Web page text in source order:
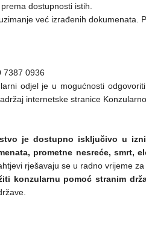
dostupnosti istih.
već izrađenih dokumenata.
7387 0936
odjel je u mogućnosti
internetske stranice
je dostupno isključivo u
prometne nesreće, smrt,
rješavaju se u radno vrijeme za
konzularnu pomoć stranim